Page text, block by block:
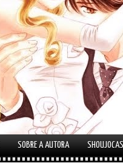
SOBRE A AUTORA SHOUJOCAST